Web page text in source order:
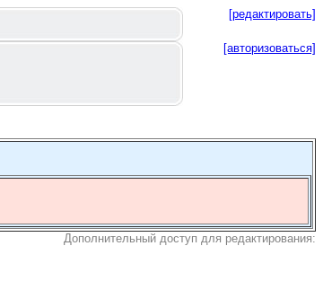
[редактировать]
[авторизоваться]
Дополнительный доступ для редактирования: